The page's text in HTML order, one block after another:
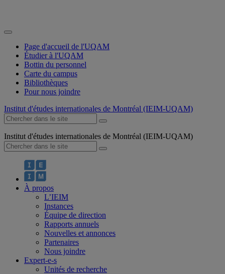
Page d'accueil de l'UQAM
Étudier à l'UQAM
Bottin du personnel
Carte du campus
Bibliothèques
Pour nous joindre
Institut d'études internationales de Montréal (IEIM-UQAM)
Institut d'études internationales de Montréal (IEIM-UQAM)
À propos
L’IEIM
Instances
Équipe de direction
Rapports annuels
Nouvelles et annonces
Partenaires
Nous joindre
Expert-e-s
Unités de recherche